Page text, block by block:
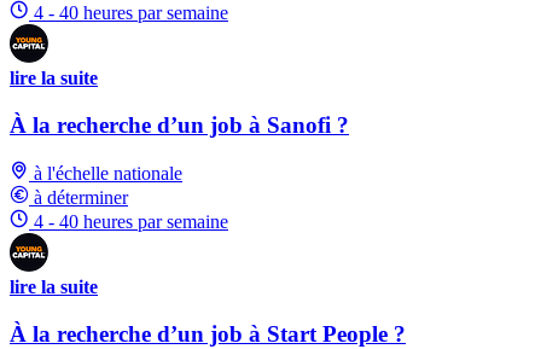
4 - 40 heures par semaine
lire la suite
À la recherche d’un job à Sanofi ?
à l'échelle nationale
à déterminer
4 - 40 heures par semaine
lire la suite
À la recherche d’un job à Start People ?